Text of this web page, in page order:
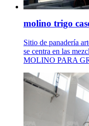
molino trigo
Sitio de panadería
se centra en las
MOLINO PARA